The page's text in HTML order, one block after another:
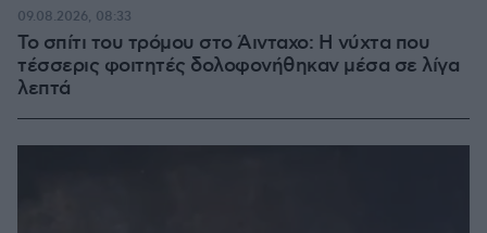
Το σπίτι του τρόμου στο Άινταχο: Η νύχτα που
τέσσερις φοιτητές δολοφονήθηκαν μέσα σε λίγα
λεπτά
09.08.2026, 08:33